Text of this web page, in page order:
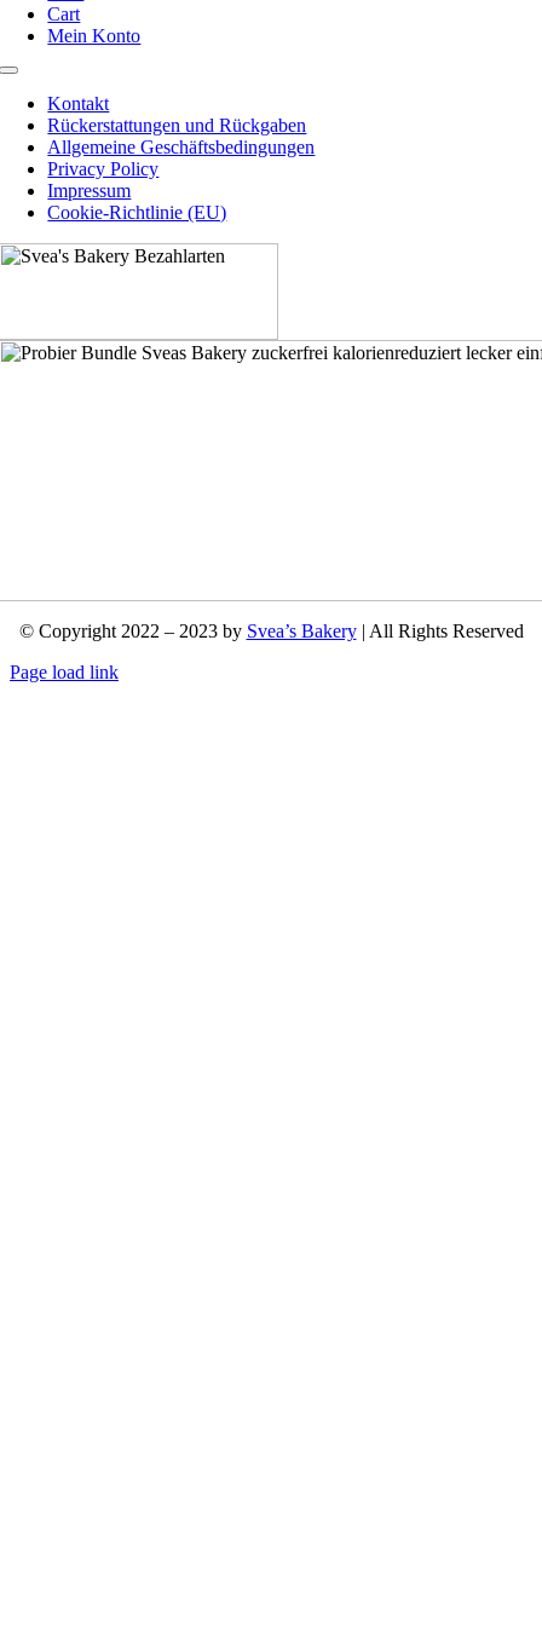
Cart
Mein Konto
Toggle
Navigation
Kontakt
Rückerstattungen und Rückgaben
Allgemeine Geschäftsbedingungen
Privacy Policy
Impressum
Cookie-Richtlinie (EU)
© Copyright 2022 – 2023 by Svea’s Bakery| All Rights Reserved
Page load link